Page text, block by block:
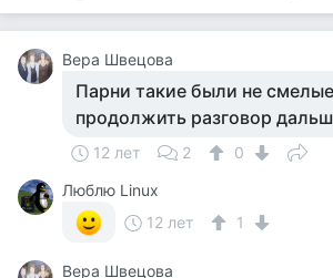
Вера Швецова
Парни такие были не
продолжить разговор
12 лет 2
0
Люблю Linux
12 лет
1
Вера Швецова